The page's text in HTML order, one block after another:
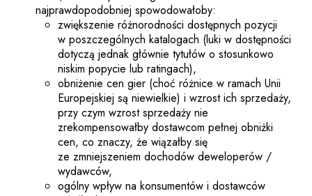
najprawdopodobniej spowodowałoby:
zwiększenie różnorodności dostępnych pozycji
w poszczególnych katalogach (luki w dostępności
dotyczą jednak głównie tytułów o stosunkowo
niskim popycie lub ratingach),
obniżenie cen gier (choć różnice w ramach Unii
Europejskiej są niewielkie) i wzrost ich sprzedaży,
przy czym wzrost sprzedaży nie
zrekompensowałby dostawcom pełnej obniżki
cen, co znaczy, że wiązałby się
ze zmniejszeniem dochodów deweloperów /
wydawców,
ogólny wpływ na konsumentów i dostawców